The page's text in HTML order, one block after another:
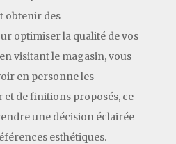
obtenir des
optimiser la qualité de vos
visitant le magasin, vous
en personne les
et de finitions proposés, ce
une décision éclairée
esthétiques.